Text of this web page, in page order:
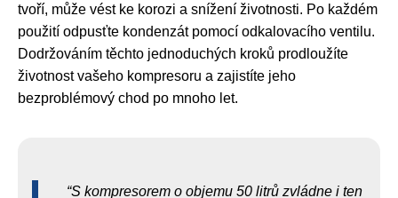
tvoří, může vést ke korozi a snížení životnosti. Po každém
použití odpusťte kondenzát pomocí odkalovacího ventilu.
Dodržováním těchto jednoduchých kroků prodloužíte
životnost vašeho kompresoru a zajistíte jeho
bezproblémový chod po mnoho let.
S kompresorem o objemu 50 litrů zvládne i ten